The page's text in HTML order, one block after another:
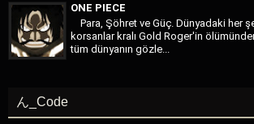
ONE PIECE
Para, Şöhret ve Güç. Dünyadaki her
korsanlar kralı Gold Roger'in
tüm dünyanın gözle...
ん_Code